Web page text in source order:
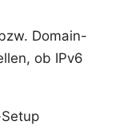
Domain-
ob IPv6